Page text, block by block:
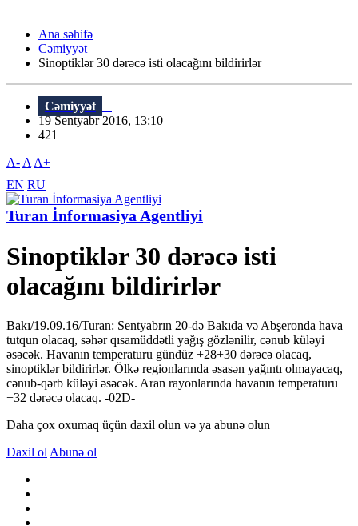
Ana səhifə
Cəmiyyət
Sinoptiklər 30 dərəcə isti olacağını bildirirlər
Cəmiyyət
19 Sentyabr 2016, 13:10
421
A- A A+
EN RU
Turan İnformasiya Agentliyi
Sinoptiklər 30 dərəcə isti
olacağını bildirirlər
Bakı/19.09.16/Turan: Sentyabrın 20-də Bakıda və Abşeronda hava
tutqun olacaq, səhər qısamüddətli yağış gözlənilir, cənub küləyi
əsəcək. Havanın temperaturu gündüz +28+30 dərəcə olacaq,
sinoptiklər bildirirlər. Ölkə regionlarında əsasən yağıntı olmayacaq,
cənub-qərb küləyi əsəcək. Aran rayonlarında havanın temperaturu
+32 dərəcə olacaq. -02D-
Daha çox oxumaq üçün daxil olun və ya abunə olun
Daxil ol Abunə ol